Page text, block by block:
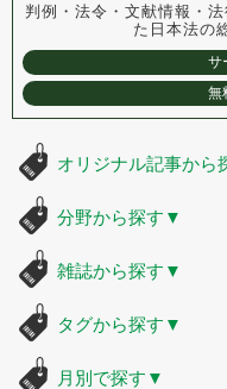
判例・法令・文献情報・
た 日本法の
サ
無
オリジナル記事から
分野から探す ▼
雑誌から探す ▼
タグから探す ▼
月別で探す ▼